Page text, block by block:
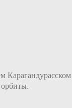
Карагандурасском